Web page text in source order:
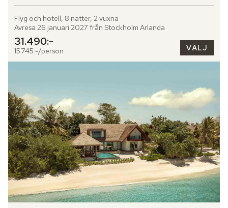
Flyg och hotell, 8 nätter, 2 vuxna
Avresa 26 januari 2027 från Stockholm Arlanda
31.490:-
15.745:-/person VÄLJ